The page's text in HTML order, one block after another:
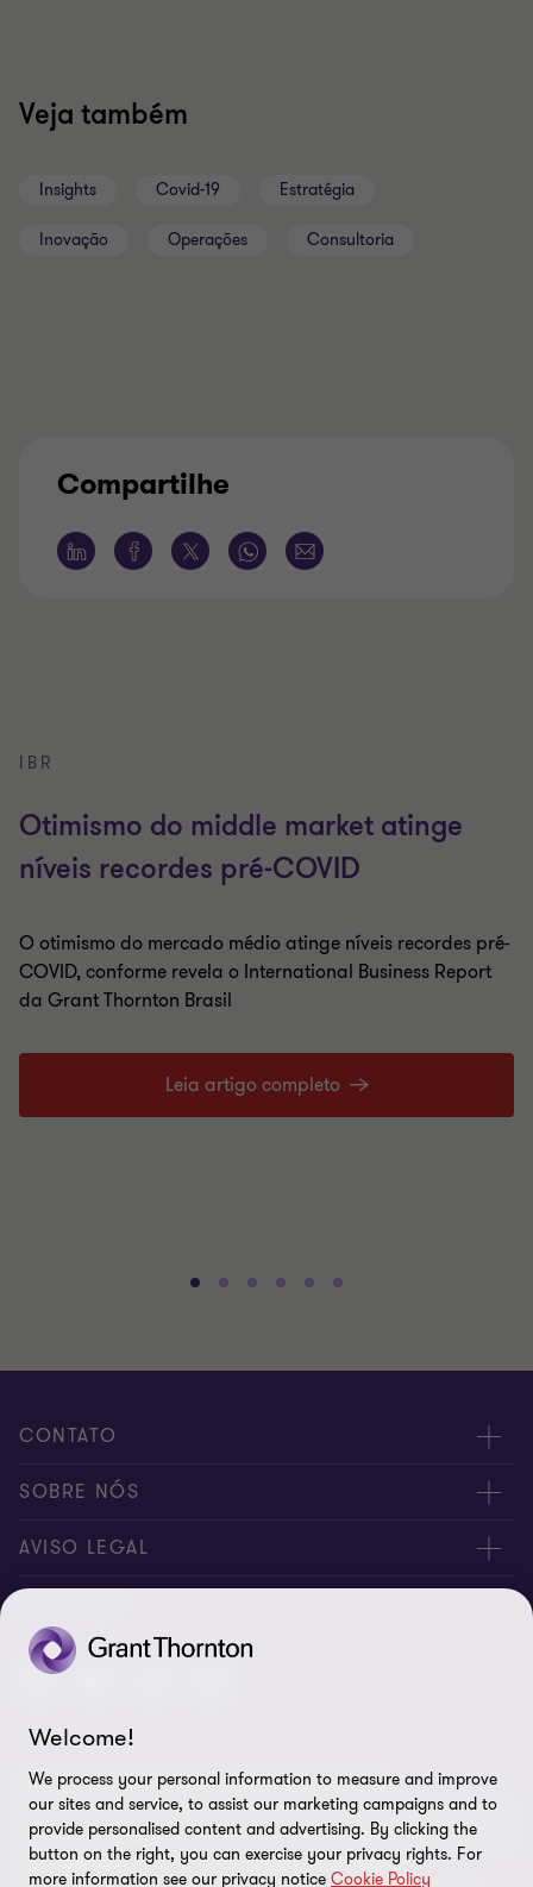
Veja também
Insights Covid-19 Estratégia
Inovação Operações Consultoria
Compartilhe
IBR
Otimismo do middle market atinge
níveis recordes pré-COVID
O otimismo do mercado médio atinge níveis recordes pré-
COVID, conforme revela o International Business Report
da Grant Thornton Brasil
Leia artigo completo
CONTATO
Fale conosco
Inscreva-se
Canal de denúncia
Global reach
SOBRE NÓS
Sobre nós
Nossos sócios
Nossos escritórios
AVISO LEGAL
Política de cookies
Direito dos titulares
Aviso legal
Mapa do site
A Grant Thornton International Limited (GTIL) e as
firmas‑membro, incluindo a Grant Thornton Brasil, não constituem
uma sociedade global. A GTIL e cada firma‑membro são entidades
legais distintas. A GTIL é uma entidade internacional,
Welcome!
We process your personal information to measure and improve
our sites and service, to assist our marketing campaigns and to
provide personalised content and advertising. By clicking the
button on the right, you can exercise your privacy rights. For
more information see our privacy notice Cookie Policy